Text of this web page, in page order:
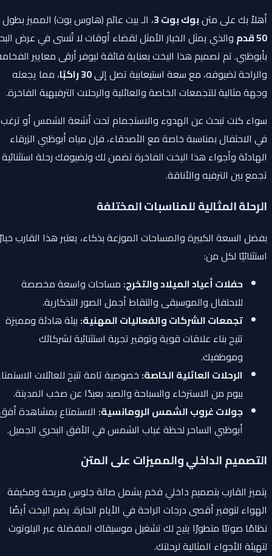
أهلاً بك على متنبوك بوت 3 ، الـ بيت عائم (هاوس بوت) المميز بطول
50 قدم
والذي يمثل الخيار الأمثل لقضاء أوقات لا تُنسى في عرض البحر
بأبوظبي. تم تصميم هذا اليخت بعناية فائقة ليوفر أرقى معايير الفخامة
والراحة لضيوفه، مع سعة استيعابية تصل إلى30 راكبًا
، مما يجعله
وجهة مثالية للتجمعات الخاصة والعائلية والرحلات الترفيهية الفاخرة.
سواء كنت تبحث عن الهدوء والاستجمام تحت أشعة الشمس أو ترغب
في الاحتفال بمناسبة خاصة مع الأصدقاء، فإن مياه أبوظبي الزرقاء
الهادئة وأجواء هذا اليخت الفاخرة تضمن لك ولضيوفك رحلة استثنائية
تجمع بين الترفيه والأناقة.
الرحلة المثالية للمناسبات المختلفة
بفضل السعة الكبيرة والمساحات الموزعة بذكاء، يعتبر هذا القارب خيارًا
استثنائيًا لكل من:
حفلات أعياد الميلاد والتخرج:مساحات واسعة مخصصة
للاحتفال والموسيقى والتقاط أجمل الصور التذكارية.
تجمعات الشركات والفعاليات المهنية:بيئة هادئة ومميزة
تتيح بناء علاقات قوية وتوفير تجربة استثنائية لشركائك
وموظفيك.
الرحلات العائلية الخاصة:خصوصية تامة تتيح للعائلات الاستمتاع
بيوم من الاسترخاء والسباحة والصيد بعيدًا عن صخب المدينة.
جولات غروب الشمس الرومانسية:الاستمتاع بمشاهدة أفق
أبوظبي الساحر لحظة غياب الشمس في الأفق البحري الجميل.
التصميم الداخلي والمميزات على المتن
يتميز القارب بتصميم داخلي فخم يشمل صالة جلوس مريحة ومكيفة
الهواء لتوفير أقصى درجات الراحة في الأيام الحارة. يضم اليخت أيضًا
نظامًا صوتيًا متطورًا يتيح لك تشغيل موسيقاك المفضلة عبر البلوتوث
لتهيئة الأجواء المثالية لرحلتك.